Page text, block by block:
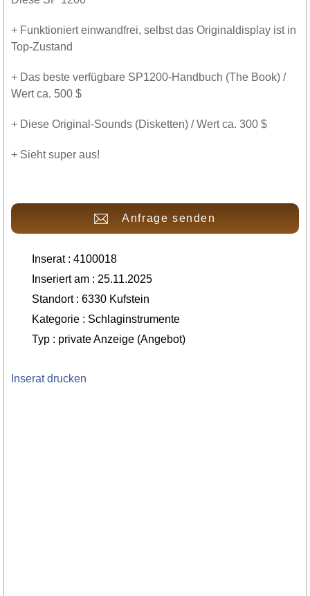
+ Funktioniert einwandfrei, selbst das Originaldisplay ist in
Top-Zustand
+ Das beste verfügbare SP1200-Handbuch (The Book) /
Wert ca. 500 $
+ Diese Original-Sounds (Disketten) / Wert ca. 300 $
+ Sieht super aus!
Anfrage senden
Inserat : 4100018
Inseriert am : 25.11.2025
Standort : 6330 Kufstein
Kategorie : Schlaginstrumente
Typ : private Anzeige (Angebot)
Inserat drucken